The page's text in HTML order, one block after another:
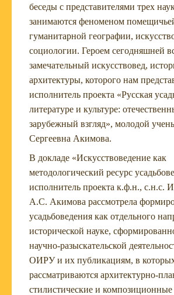
беседы с представителями трех
занимаются феноменом
гуманитарной географии,
социологии. Героем сегодняшней
замечательный искусствовед,
архитектуры, которого нам
исполнитель проекта «Русская
литературе и культуре:
зарубежный взгляд», молодой
Сергеевна Акимова.
В докладе «Искусствоведение как
методологический ресурс
исполнитель проекта к.ф.н.,
А.С. Акимова рассмотрела
усадьбоведения как отдельного
исторической науке,
научно-разыскательской
ОИРУ и их публикациям, в
рассматриваются архитектурно-
стилистические и композиционные